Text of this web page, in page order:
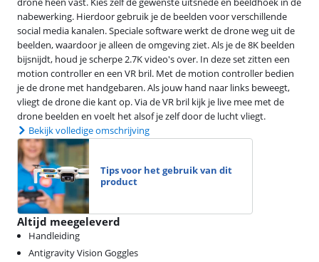
nabewerking. Hierdoor gebruik je de beelden voor verschillende
social media kanalen. Speciale software werkt de drone weg uit de
beelden, waardoor je alleen de omgeving ziet. Als je de 8K beelden
bijsnijdt, houd je scherpe 2.7K video's over. In deze set zitten een
motion controller en een VR bril. Met de motion controller bedien
je de drone met handgebaren. Als jouw hand naar links beweegt,
vliegt de drone die kant op. Via de VR bril kijk je live mee met de
drone beelden en voelt het alsof je zelf door de lucht vliegt.
Bekijk volledige omschrijving
Tips voor het gebruik van dit
product
Altijd meegeleverd
Handleiding
Antigravity Vision Goggles